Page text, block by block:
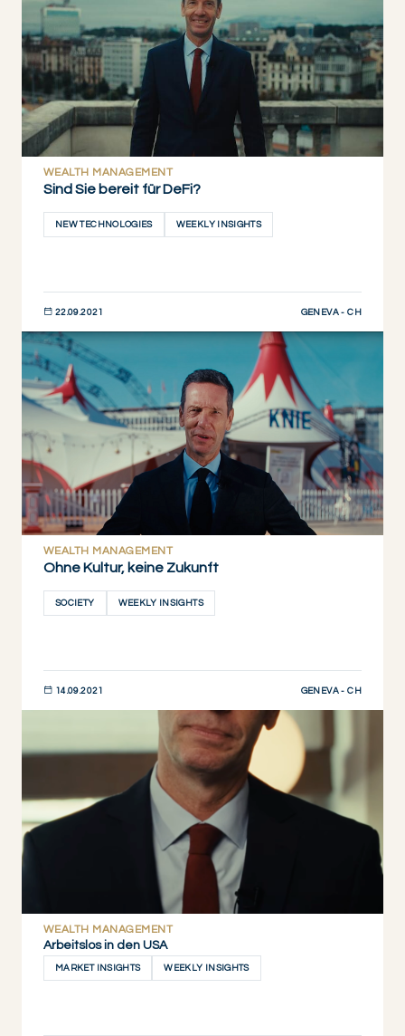
WEALTH MANAGEMENT
Sind Sie bereit für DeFi?
NEW TECHNOLOGIES WEEKLY INSIGHTS
22.09.2021 GENEVA - CH
JETZT ENTDECKEN
WEALTH MANAGEMENT
Ohne Kultur, keine Zukunft
SOCIETY WEEKLY INSIGHTS
14.09.2021 GENEVA - CH
WEALTH MANAGEMENT
Arbeitslos in den USA
MARKET INSIGHTS WEEKLY INSIGHTS